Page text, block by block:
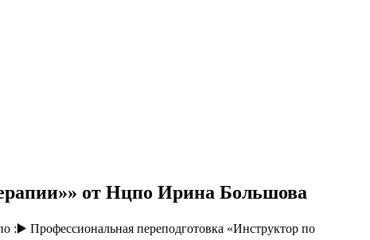
от Нцпо Ирина Большова
:▶️ Профессиональная переподготовка «Инструктор по